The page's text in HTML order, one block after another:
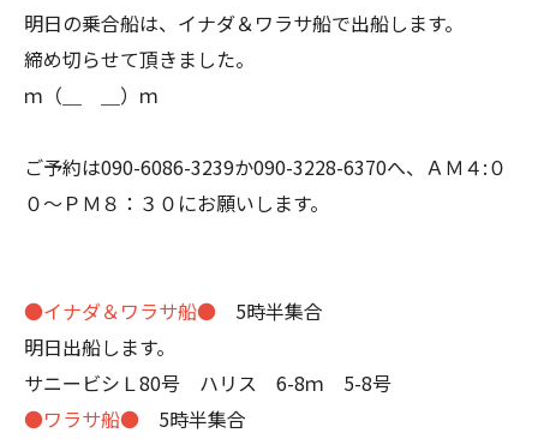
明日の乗合船は、イナダ＆ワラサ船で出船します。
締め切らせて頂きました。
ｍ（＿ ＿）ｍ
ご予約は090-6086-3239か090-3228-6370へ、ＡＭ４:０
０～ＰＭ８：３０にお願いします。
●イナダ＆ワラサ船● 5時半集合
明日出船します。
サニービシＬ80号 ハリス 6-8ｍ 5-8号
●ワラサ船● 5時半集合